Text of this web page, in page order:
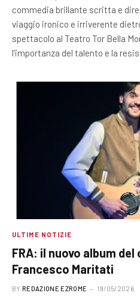
commedia brillante scritta e
viaggio ironico e irriverente
spettacolo al Teatro Tor Bella
l’importanza del talento e la
ULTIME NOTIZIE
FRA: il nuovo album
Francesco Maritati
BY REDAZIONE EZROME 19/05/2026